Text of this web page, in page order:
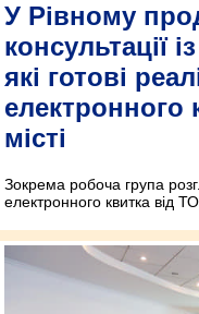
У Рівному
консультації
які готові
електронного
місті
Зокрема робоча група
електронного квитка від